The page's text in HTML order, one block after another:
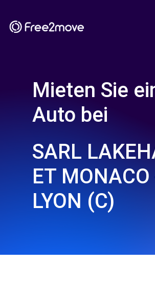
Mieten Sie
Auto bei
SARL
ET MONACO
LYON (C)